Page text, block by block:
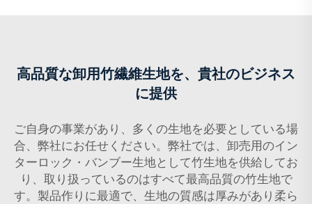
高品質な卸用竹繊維生地を、貴社のビジネス
に提供
ご自身の事業があり、多くの生地を必要としている場
合、弊社にお任せください。弊社では、卸売用のイン
ターロック・バンブー生地として竹生地を供給してお
り、取り扱っているのはすべて最高品質の竹生地で
す。製品作りに最適で、生地の質感は厚みがあり柔ら